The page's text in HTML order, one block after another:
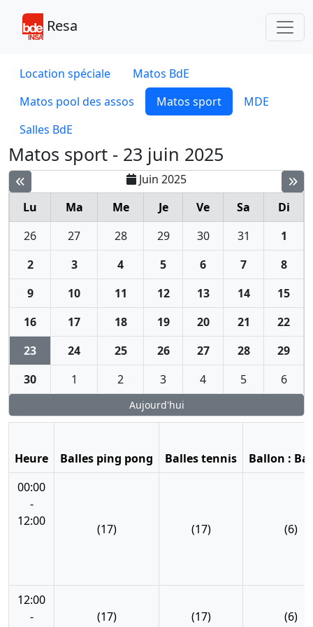
Resa
Location spéciale
Matos BdE
Matos pool des assos
Matos sport
MDE
Salles BdE
Matos sport - 23 juin 2025
Juin 2025
Lu
Ma Me Je Ve Sa
Di
26
27 28 29 30 31
1
2
3 4 5 6 7
8
9
10 11 12 13 14
15
16
17 18 19 20 21
22
23
24 25 26 27 28
29
30
1 2 3 4 5 6
Aujourd'hui
Heure Balles ping pong Balles tennis
Ballon :
00:00
-
12:00
(17) (17) (6)
12:00
-
(17) (17) (6)